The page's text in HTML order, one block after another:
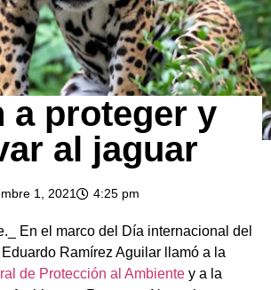
a proteger y
al jaguar
1, 2021 4:25 pm
En el marco del Día internacional del
Ramírez Aguilar llamó a la
de Protección al Ambiente y a la